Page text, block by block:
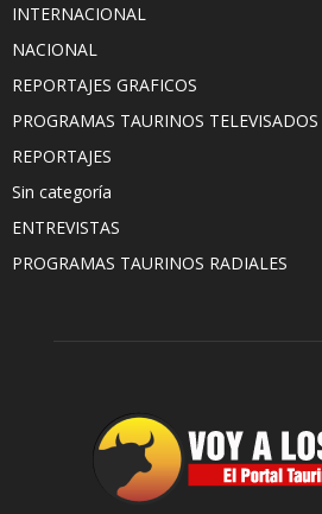
INTERNACIONAL
NACIONAL
REPORTAJES GRAFICOS
PROGRAMAS TAURINOS TELEVISADOS
REPORTAJES
Sin categoría
ENTREVISTAS
PROGRAMAS TAURINOS RADIALES